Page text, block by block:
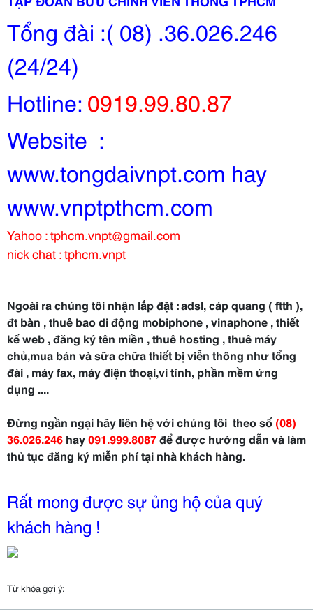
Tổng đài :( 08) .36.026.246
(24/24)
Hotline:0919.99.80.87
Website :
www.tongdaivnpt.com hay
www.vnptpthcm.com
Yahoo : tphcm.vnpt@gmail.com
nick chat : tphcm.vnpt
Ngoài ra chúng tôi nhận lắp đặt : adsl, cáp quang ( ftth ),
đt bàn , thuê bao di động mobiphone , vinaphone , thiết
kế web , đăng ký tên miền , thuê hosting , thuê máy
chủ,mua bán và sữa chữa thiết bị viễn thông như tổng
đài , máy fax, máy điện thoại,vi tính, phần mềm ứng
dụng ....
Đừng ngần ngại hãy liên hệ với chúng tôi theo số (08)
36.026.246 hay091.999.8087để được hướng dẫn và làm
thủ tục đăng ký miễn phí tại nhà khách hàng.
Rất mong được sự ủng hộ của quý
khách hàng !
Từ khóa gợi ý: